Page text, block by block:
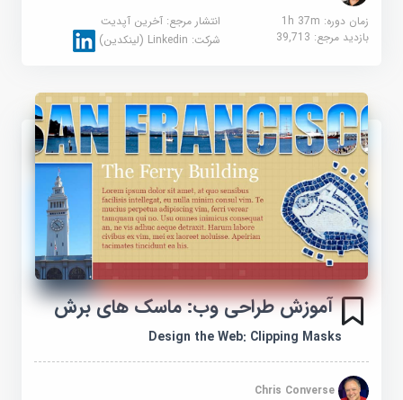
زمان دوره: 1h 37m
انتشار مرجع:آخرین آپدیت
بازدید مرجع:39,713 شرکت:Linkedin (لینکدین)
آموزش طراحی وب: ماسک های برش
Design the Web: Clipping Masks
Chris Converse